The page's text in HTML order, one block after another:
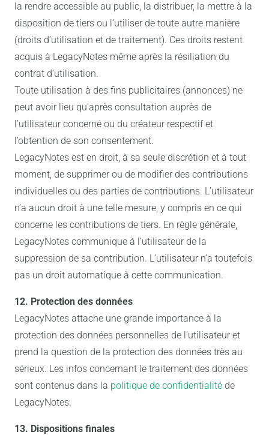
la rendre accessible au public, la distribuer, la mettre à la
disposition de tiers ou l’utiliser de toute autre manière
(droits d’utilisation et de traitement). Ces droits restent
acquis à LegacyNotes même après la résiliation du
contrat d’utilisation.
Toute utilisation à des fins publicitaires (annonces) ne
peut avoir lieu qu’après consultation auprès de
l’utilisateur concerné ou du créateur respectif et
l’obtention de son consentement.
LegacyNotes est en droit, à sa seule discrétion et à tout
moment, de supprimer ou de modifier des contributions
individuelles ou des parties de contributions. L’utilisateur
n’a aucun droit à une telle mesure, y compris en ce qui
concerne les contributions de tiers. En règle générale,
LegacyNotes communique à l’utilisateur de la
suppression de sa contribution. L’utilisateur n’a toutefois
pas un droit automatique à cette communication.
12. Protection des données
LegacyNotes attache une grande importance à la
protection des données personnelles de l’utilisateur et
prend la question de la protection des données très au
sérieux. Les infos concernant le traitement des données
sont contenus dans la politique de confidentialité de
LegacyNotes.
13. Dispositions finales